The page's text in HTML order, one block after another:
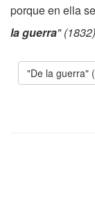
porque en ella
la guerra"
"De la guerra"